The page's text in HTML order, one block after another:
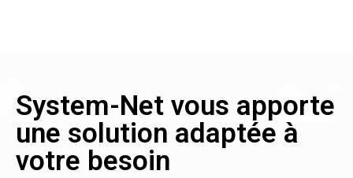
System-Net vous apporte
une solution adaptée à
votre besoin